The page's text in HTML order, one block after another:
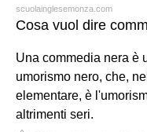
scuolainglesemonza.com
Cosa vuol dire
Una commedia nera è
umorismo nero, che,
elementare, è
altrimenti seri.